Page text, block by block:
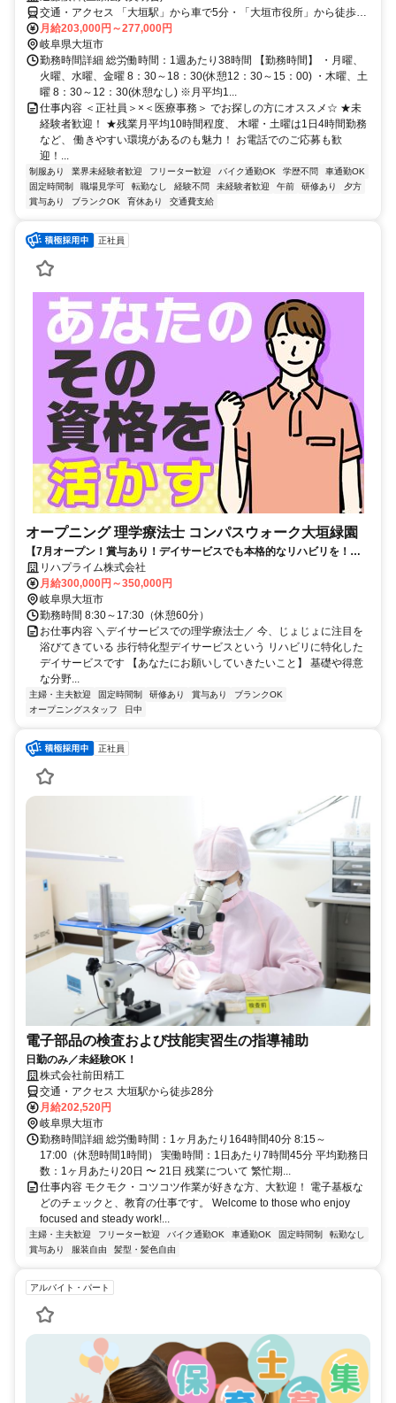
交通・アクセス 「大垣駅」から車で5分・「大垣市役所」から徒歩3
分／車通勤OK
月給203,000円～277,000円
岐阜県大垣市
勤務時間詳細 総労働時間：1週あたり38時間 【勤務時間】 ・月曜、
火曜、水曜、金曜 8：30～18：30(休憩12：30～15：00) ・木曜、土
曜 8：30～12：30(休憩なし) ※月平均1...
仕事内容 ＜正社員＞×＜医療事務＞ でお探しの方にオススメ☆ ★未
経験者歓迎！ ★残業月平均10時間程度、 木曜・土曜は1日4時間勤務
など、 働きやすい環境があるのも魅力！ お電話でのご応募も歓
迎！...
制服あり 業界未経験者歓迎 フリーター歓迎 バイク通勤OK 学歴不問
車通勤OK
固定時間制
職場見学可 転勤なし 経験不問 未経験者歓迎 午前 研修あり
夕方
賞与あり
ブランクOK 育休あり 交通費支給
正社員
オープニング 理学療法士 コンパスウォーク大垣緑園
【7月オープン！賞与あり！デイサービスでも本格的なリハビリを！】
理学療法士・PT
リハプライム株式会社
月給300,000円～350,000円
岐阜県大垣市
勤務時間 8:30～17:30（休憩60分）
お仕事内容 ＼デイサービスでの理学療法士／ 今、じょじょに注目を
浴びてきている 歩行特化型デイサービスという リハビリに特化した
デイサービスです 【あなたにお願いしていきたいこと】 基礎や得意
な分野...
主婦・主夫歓迎 固定時間制 研修あり 賞与あり
ブランクOK
オープニングスタッフ
日中
正社員
電子部品の検査および技能実習生の指導補助
日勤のみ／未経験OK！
株式会社前田精工
交通・アクセス 大垣駅から徒歩28分
月給202,520円
岐阜県大垣市
勤務時間詳細 総労働時間：1ヶ月あたり164時間40分 8:15～
17:00（休憩時間1時間） 実働時間：1日あたり7時間45分 平均勤務日
数：1ヶ月あたり20日 〜 21日 残業について 繁忙期...
仕事内容 モクモク・コツコツ作業が好きな方、大歓迎！ 電子基板な
どのチェックと、教育の仕事です。 Welcome to those who enjoy
focused and steady work!...
主婦・主夫歓迎 フリーター歓迎 バイク通勤OK 車通勤OK 固定時間制
転勤なし
賞与あり
服装自由 髪型・髪色自由
アルバイト・パート